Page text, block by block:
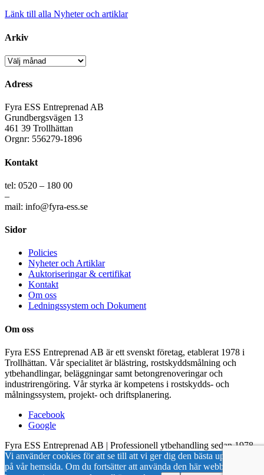
Länk till alla Nyheter och artiklar
Arkiv
Arkiv
Adress
Fyra ESS Entreprenad AB
Grundbergsvägen 13
461 39 Trollhättan
Orgnr: 556279-1896
Kontakt
tel: 0520 – 180 00
–
mail: info@fyra-ess.se
Sidor
Policies
Nyheter och Artiklar
Auktoriseringar & certifikat
Kontakt
Om oss
Ledningssystem och Dokument
Om oss
Fyra ESS Entreprenad AB är ett svenskt företag, etablerat 1978 i
Trollhättan. Vår specialitet är blästring, rostskyddsmålning och
ytbehandlingar, beläggningar samt betongrenoveringar och
industrirengöring. Vår styrka är kompetens i rostskydds- och
målningssystem, projekt- och driftsplanering.
Facebook
Google
Fyra ESS Entreprenad AB | Professionell ytbehandling sedan 1978
Vi använder cookies för att se till att vi ger dig den bästa upplevelsen
på vår hemsida. Om du fortsätter att använda den här webbplatsen